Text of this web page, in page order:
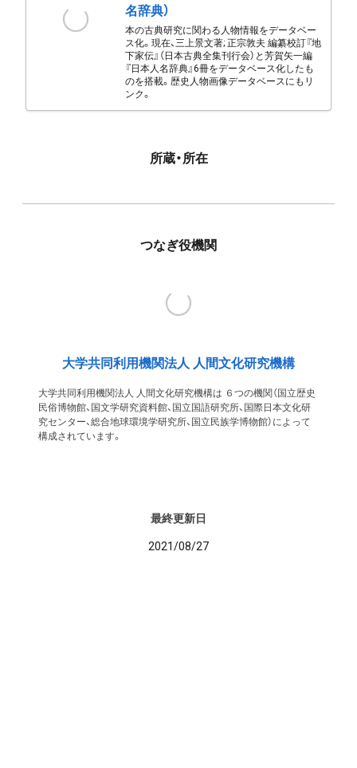
名辞典）
本の古典研究に関わる人物情報をデータベー
ス化。現在、三上景文著; 正宗敦夫 編纂校訂『地
下家伝』（日本古典全集刊行会）と芳賀矢一編
『日本人名辞典』6冊をデータベース化したも
のを搭載。歴史人物画像データベースにもリ
ンク。
所蔵・所在
つなぎ役機関
大学共同利用機関法人 人間文化研究機構
大学共同利用機関法人 人間文化研究機構は ６つの機関（国立歴史
民俗博物館、国文学研究資料館、国立国語研究所、国際日本文化研
究センター、総合地球環境学研究所、国立民族学博物館）によって
構成されています。
最終更新日
2021/08/27